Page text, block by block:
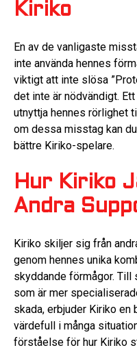
Kiriko
En av de vanligaste
inte använda hennes
viktigt att inte slösa
det inte är nödvändigt.
utnyttja hennes rörlighet
om dessa misstag kan
bättre Kiriko-spelare.
Hur Kiriko
Andra
Kiriko skiljer sig från
genom hennes unika
skyddande förmågor. Till
som är mer
skada, erbjuder Kiriko en
värdefull i många
förståelse för hur Kiriko